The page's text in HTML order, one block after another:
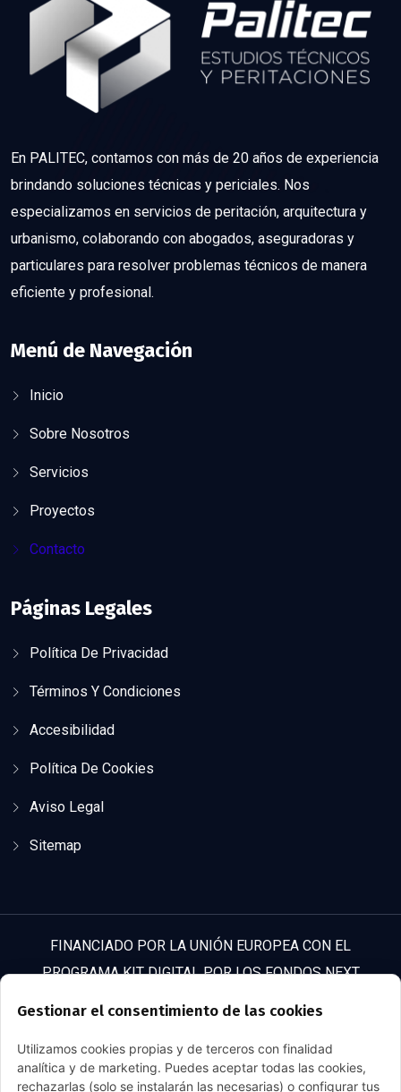
En PALITEC, contamos con más de 20 años de experiencia
brindando soluciones técnicas y periciales. Nos
especializamos en servicios de peritación, arquitectura y
urbanismo, colaborando con abogados, aseguradoras y
particulares para resolver problemas técnicos de manera
eficiente y profesional.
Menú de Navegación
Inicio
Sobre Nosotros
Servicios
Proyectos
Contacto
Páginas Legales
Política De Privacidad
Términos Y Condiciones
Accesibilidad
Política De Cookies
Aviso Legal
Sitemap
FINANCIADO POR LA UNIÓN EUROPEA CON EL
PROGRAMA KIT DIGITAL POR LOS FONDOS NEXT
Gestionar el consentimiento de las cookies
Utilizamos cookies propias y de terceros con finalidad
analítica y de marketing. Puedes aceptar todas las cookies,
rechazarlas (solo se instalarán las necesarias) o configurar tus